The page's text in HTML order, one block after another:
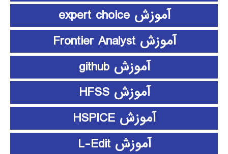
آموزش expert choice
آموزش Frontier Analyst
آموزش github
آموزش HFSS
آموزش HSPICE
آموزش L-Edit